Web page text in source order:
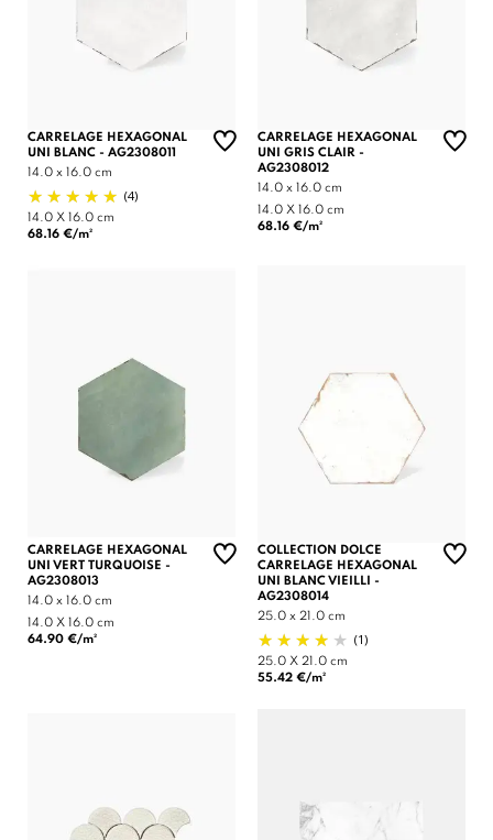
CARRELAGE HEXAGONAL
UNI BLANC - AG2308011
14.0 x 16.0 cm
(4)
14.0 X 16.0 cm
68.16 €/m²
CARRELAGE HEXAGONAL
UNI GRIS CLAIR -
AG2308012
14.0 x 16.0 cm
14.0 X 16.0 cm
68.16 €/m²
CARRELAGE HEXAGONAL
UNI VERT TURQUOISE -
AG2308013
14.0 x 16.0 cm
14.0 X 16.0 cm
64.90 €/m²
COLLECTION DOLCE
CARRELAGE HEXAGONAL
UNI BLANC VIEILLI -
AG2308014
25.0 x 21.0 cm
(1)
25.0 X 21.0 cm
55.42 €/m²